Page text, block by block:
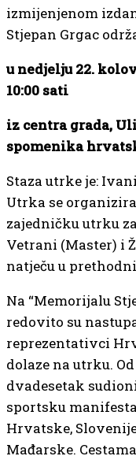
izmijenjenom
Stjepan Grgac
u nedjelju 22.
10:00 sati
iz centra grada,
spomenika
Staza utrke je:
Utrka se organizira
zajedničku utrku
Vetrani (Master) i
natječu u
Na “Memorijalu
redovito su
reprezentativci
dolaze na utrku.
dvadesetak
sportsku
Hrvatske,
Mađarske.